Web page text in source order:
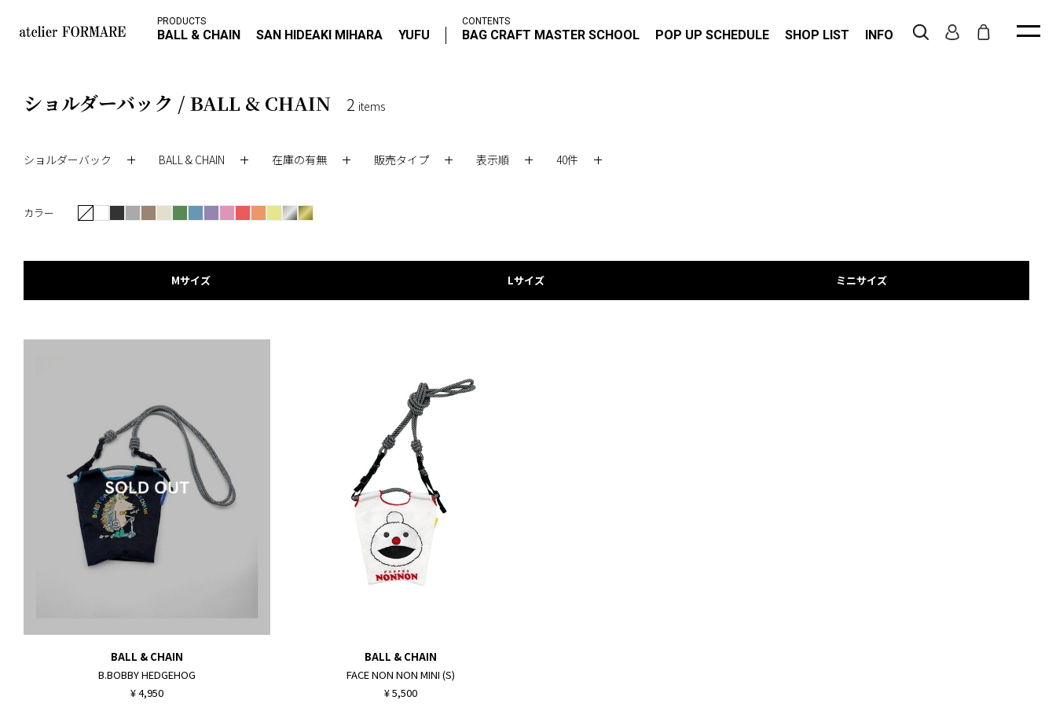
PRODUCTS
BALL & CHAIN SAN HIDEAKI MIHARA YUFU
CONTENTS
BAG CRAFT MASTER SCHOOL POP UP SCHEDULE SHOP LIST INFO
ショルダーバック / BALL & CHAIN 2 items
ショルダーバック BALL & CHAIN 在庫の有無 販売タイプ 表示順 40件
カラー
Mサイズ Lサイズ ミニサイズ
BALL & CHAIN
B.BOBBY HEDGEHOG
¥ 4,950
BALL & CHAIN
FACE NON NON MINI (S)
¥ 5,500